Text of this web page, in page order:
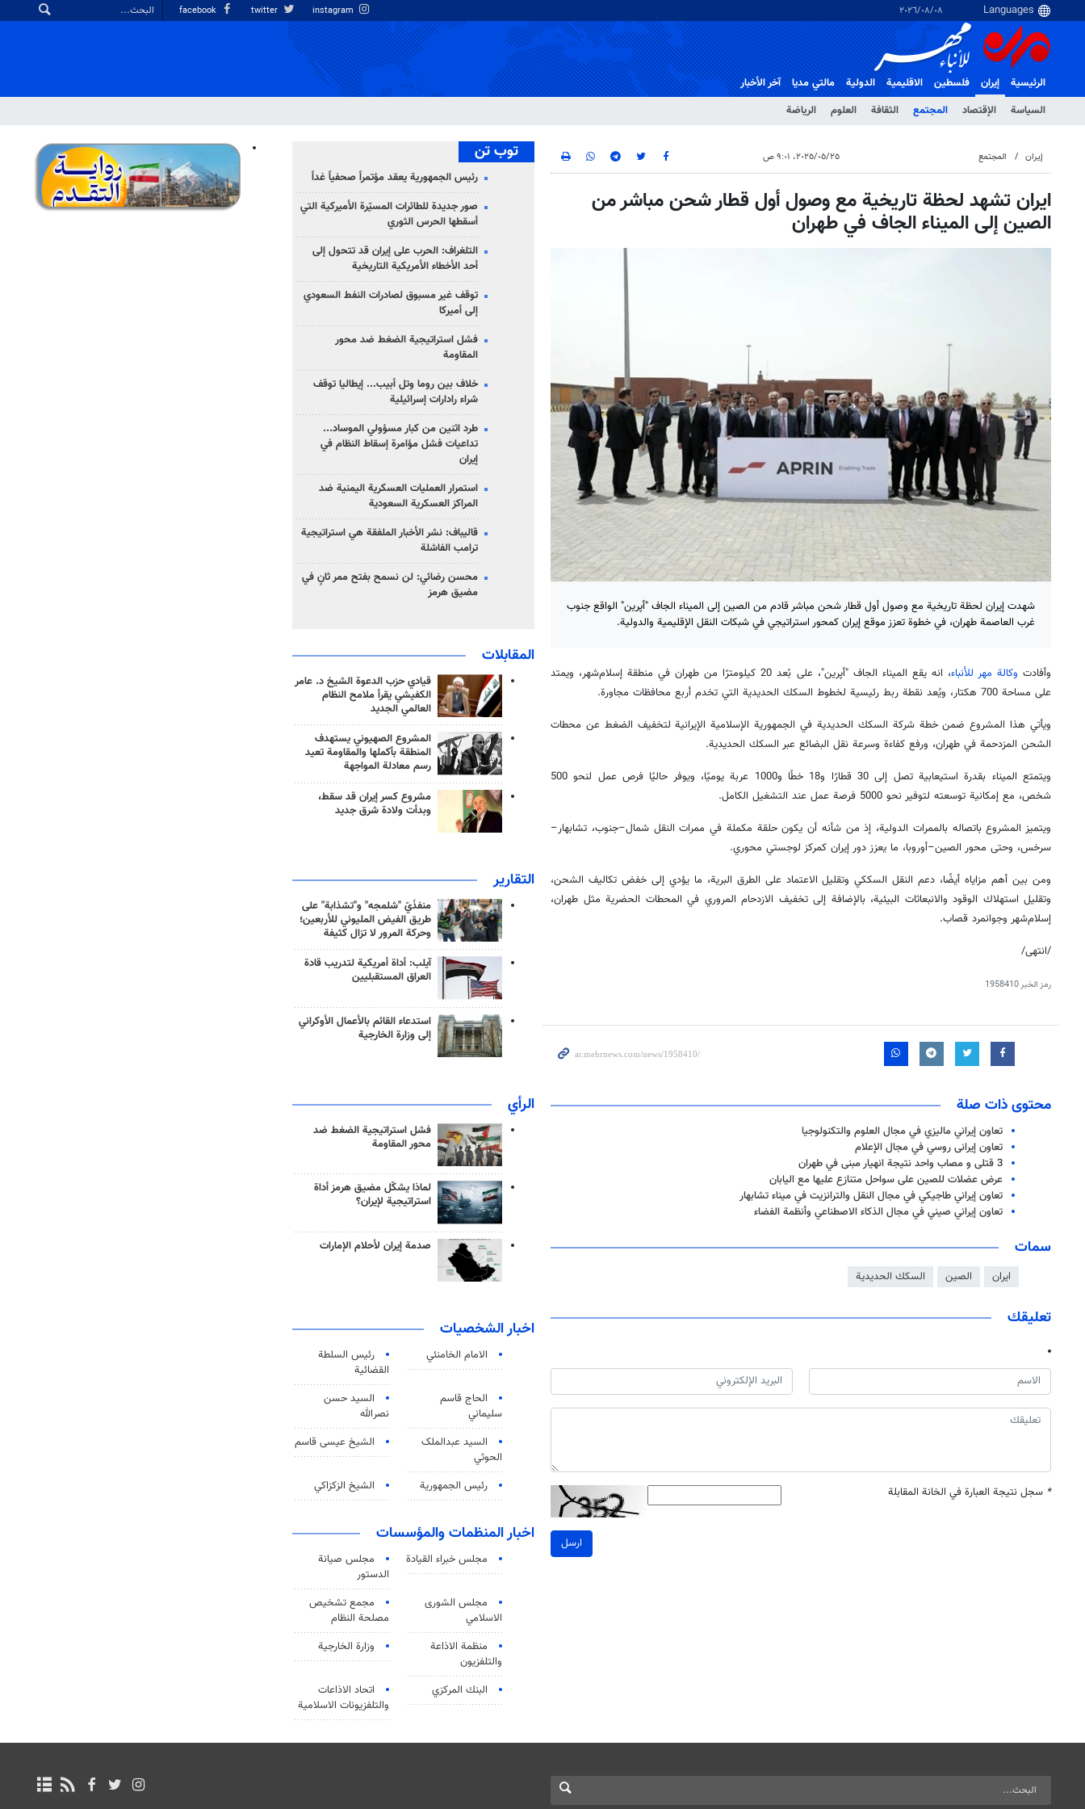
٠٨‏/٠٨‏/٢٠٢٦
الرئيسية
إيران
السياسة
الإقتصاد المجتمع الثقافة العلوم الرياضة
فلسطین الاقلیمیة الدولية مالتي مدیا آخر الأخبار
إيران المجتمع ٢٥‏/٠٥‏/٢٠٢٥، ٩:٠١ ص
ايران تشهد لحظة تاريخية مع وصول أول قطار شحن مباشر من
الصين إلى الميناء الجاف في طهران
شهدت إيران لحظة تاريخية مع وصول أول قطار شحن مباشر قادم من الصين إلى الميناء الجاف "أپرين" الواقع جنوب
غرب العاصمة طهران، في خطوة تعزز موقع إيران كمحور استراتيجي في شبكات النقل الإقليمية والدولية.
وأفادت وكالة مهر للأنباء
، انه يقع الميناء الجاف "أپرين"، على بُعد 20 كيلومترًا من طهران في منطقة إسلام‌شهر، ويمتد
على مساحة 700 هكتار، ويُعد نقطة ربط رئيسية لخطوط السكك الحديدية التي تخدم أربع محافظات مجاورة.
ويأتي هذا المشروع ضمن خطة شركة السكك الحديدية في الجمهورية الإسلامية الإيرانية لتخفيف الضغط عن محطات
الشحن المزدحمة في طهران، ورفع كفاءة وسرعة نقل البضائع عبر السكك الحديدية.
ويتمتع الميناء بقدرة استيعابية تصل إلى 30 قطارًا و18 خطًا و1000 عربة يوميًا، ويوفر حاليًا فرص عمل لنحو 500
شخص، مع إمكانية توسعته لتوفير نحو 5000 فرصة عمل عند التشغيل الكامل.
ويتميز المشروع باتصاله بالممرات الدولية، إذ من شأنه أن يكون حلقة مكملة في ممرات النقل شمال–جنوب، تشابهار–
سرخس، وحتى محور الصين–أوروبا، ما يعزز دور إيران كمركز لوجستي محوري.
ومن بين أهم مزاياه أيضًا، دعم النقل السككي وتقليل الاعتماد على الطرق البرية، ما يؤدي إلى خفض تكاليف الشحن،
وتقليل استهلاك الوقود والانبعاثات البيئية، بالإضافة إلى تخفيف الازدحام المروري في المحطات الحضرية مثل طهران،
إسلام‌شهر وجوانمرد قصاب.
/انتهى/
رمز الخبر1958410
محتوى ذات صلة
تعاون إيراني ماليزي في مجال العلوم والتكنولوجيا
تعاون إيرانی روسي في مجال الإعلام
3 قتلى و مصاب واحد نتيجة انهيار مبنى في طهران
عرض عضلات للصين على سواحل متنازع عليها مع اليابان
تعاون إيراني طاجيكي في مجال النقل والترانزيت في ميناء تشابهار
تعاون إيراني صيني في مجال الذكاء الاصطناعي وأنظمة الفضاء
سمات
ايران الصين السكك الحديدية
تعليقك
* سجل نتيجة العبارة في الخانة المقابلة
ارسل
توب تن
رئيس الجمهورية يعقد مؤتمراً صحفياً غداً
صور جديدة للطائرات المسيّرة الأميركية التي
أسقطها الحرس الثوري
التلغراف: الحرب على إيران قد تتحول إلى
أحد الأخطاء الأمريكية التاريخية
توقف غير مسبوق لصادرات النفط السعودي
إلى أميركا
فشل استراتيجية الضغط ضد محور
المقاومة
خلاف بين روما وتل أبيب... إيطاليا توقف
شراء رادارات إسرائيلية
طرد اثنين من كبار مسؤولي الموساد...
تداعيات فشل مؤامرة إسقاط النظام في
إيران
استمرار العمليات العسكرية اليمنية ضد
المراكز العسكرية السعودية
قاليباف: نشر الأخبار الملفقة هي استراتيجية
ترامب الفاشلة
محسن رضائي: لن نسمح بفتح ممر ثانٍ في
مضيق هرمز
المقابلات
قيادي حزب الدعوة الشيخ د. عامر
الكفيشي يقرأ ملامح النظام
العالمي الجديد
المشروع الصهيوني يستهدف
المنطقة بأكملها والمقاومة تعيد
رسم معادلة المواجهة
مشروع كسر إيران قد سقط،
وبدأت ولادة شرق جديد
التقارير
منفذَيّ "شلمجه" و"تشذابة" على
طريق الفيض المليوني للأربعين؛
وحركة المرور لا تزال كثيفة
آيلب: أداة أمريكية لتدريب قادة
العراق المستقبليين
استدعاء القائم بالأعمال الأوكراني
إلى وزارة الخارجية
الرأي
فشل استراتيجية الضغط ضد
محور المقاومة
لماذا يشكّل مضيق هرمز أداة
استراتيجية لإيران؟
صدمة إيران لأحلام الإمارات
اخبار الشخصيات
الامام الخامنئي
رئیس السلطة
القضائیة
الحاج قاسم
سليماني
السيد حسن
نصرالله
السید عبدالملک
الحوثي
الشيخ عيسى قاسم
رئيس الجمهورية الشيخ الزكزاكي
اخبار المنظمات والمؤسسات
مجلس خبراء القيادة
مجلس صيانة
الدستور
مجلس الشورى
الاسلامي
مجمع تشخيص
مصلحة النظام
منظمة الاذاعة
والتلفزیون
وزارة الخارجية
البنك المركزي
اتحاد الاذاعات
والتلفزيونات الاسلامية